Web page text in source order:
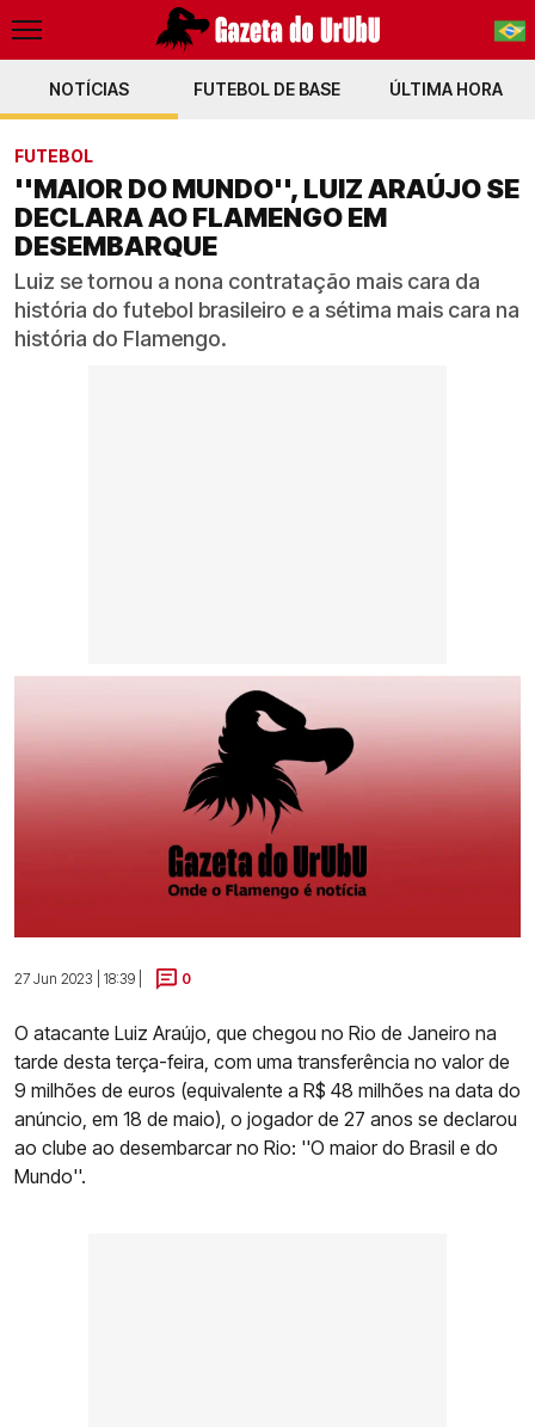
PT-BR
NOTÍCIAS FUTEBOL DE BASE ÚLTIMA HORA
FUTEBOL
''MAIOR DO MUNDO'', LUIZ ARAÚJO SE
DECLARA AO FLAMENGO EM
DESEMBARQUE
Luiz se tornou a nona contratação mais cara da
história do futebol brasileiro e a sétima mais cara na
história do Flamengo.
27 Jun 2023 | 18:39 | 0
O atacante Luiz Araújo, que chegou no Rio de Janeiro na
tarde desta terça-feira, com uma transferência no valor de
9 milhões de euros (equivalente a R$ 48 milhões na data do
anúncio, em 18 de maio), o jogador de 27 anos se declarou
ao clube ao desembarcar no Rio: ''O maior do Brasil e do
Mundo''.